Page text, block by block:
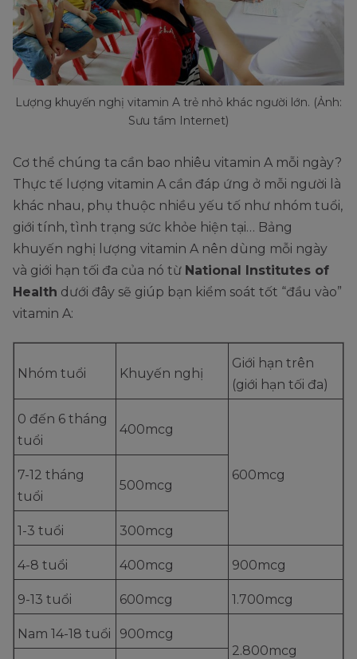
Lượng khuyến nghị vitamin A trẻ nhỏ khác người lớn. (Ảnh:
Sưu tầm Internet)
Cơ thể chúng ta cần bao nhiêu vitamin A mỗi ngày?
Thực tế lượng vitamin A cần đáp ứng ở mỗi người là
khác nhau, phụ thuộc nhiều yếu tố như nhóm tuổi,
giới tính, tình trạng sức khỏe hiện tại… Bảng
khuyến nghị lượng vitamin A nên dùng mỗi ngày
và giới hạn tối đa của nó từ National Institutes of
Health dưới đây sẽ giúp bạn kiểm soát tốt “đầu vào”
vitamin A:
Nhóm tuổi Khuyến nghị
Giới hạn trên
(giới hạn tối đa)
0 đến 6 tháng
tuổi
400mcg
600mcg
7-12 tháng
tuổi
500mcg
1-3 tuổi 300mcg
4-8 tuổi 400mcg 900mcg
9-13 tuổi 600mcg 1.700mcg
Nam 14-18 tuổi
900mcg
2.800mcg